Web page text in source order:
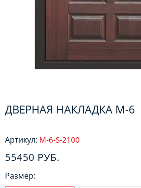
ДВЕРНАЯ НАКЛАДКА М-6
Артикул: M-6-S-2100
55450 РУБ.
Размер: